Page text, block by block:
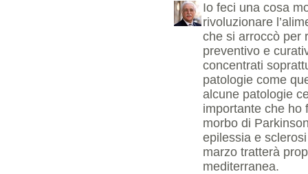
Io feci una cosa
rivoluzionare
che si arroccò per
preventivo e
concentrati
patologie come
alcune patologie
importante che ho
morbo di
epilessia e
marzo tratterà
mediterranea.